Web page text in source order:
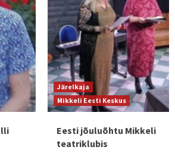
Järelkaja
Mikkeli Eesti Keskus
Eesti jõuluõhtu Mikkeli
teatriklubis